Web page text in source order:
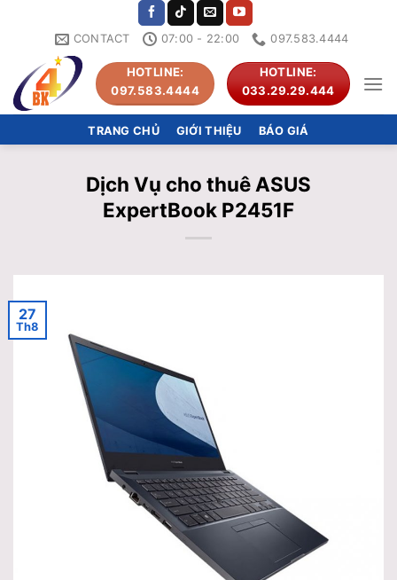
CONTACT 07:00 - 22:00 097.583.4444
HOTLINE:
097.583.4444
HOTLINE:
033.29.29.444
TRANG CHỦ GIỚI THIỆU BÁO GIÁ
Dịch Vụ cho thuê ASUS
ExpertBook P2451F
27
Th8